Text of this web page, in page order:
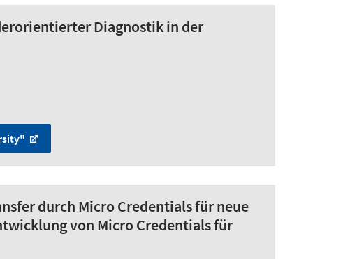
Diagnostik in der
durch Micro Credentials für neue
von Micro Credentials für